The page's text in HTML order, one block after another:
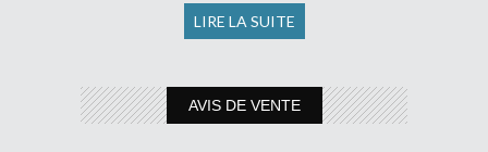
LIRE LA SUITE
AVIS DE VENTE